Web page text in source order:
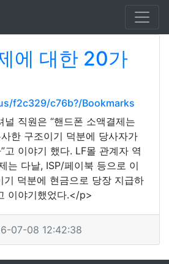
에 대한 20가
f2c329/c76b?/Bookmarks
직원은 “핸드폰 소액결제는
한 구조이기 덕분에 당사자가
고 이야기 했다. LF몰 관계자 역
는 다날, ISP/페이북 등으로 이
기 덕분에 현금으로 당장 지급하
이야기했었다.</p>
07-08 12:42:38